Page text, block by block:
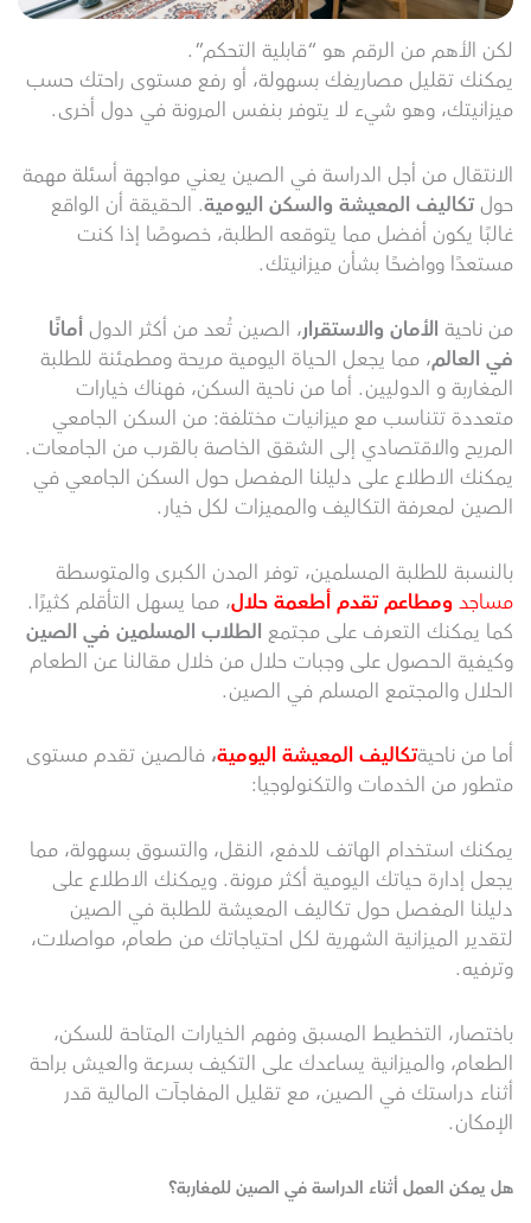
لكن الأهم من الرقم هو “قابلية التحكم”.
يمكنك تقليل مصاريفك بسهولة، أو رفع مستوى راحتك حسب
ميزانيتك، وهو شيء لا يتوفر بنفس المرونة في دول أخرى.
الانتقال من أجل الدراسة في الصين يعني مواجهة أسئلة مهمة
حولتكاليف المعيشة والسكن اليومية. الحقيقة أن الواقع
غالبًا يكون أفضل مما يتوقعه الطلبة، خصوصًا إذا كنت
مستعدًا وواضحًا بشأن ميزانيتك.
من ناحية الأمان والاستقرار، الصين تُعد من أكثر الدولأمانًا
في العالم، مما يجعل الحياة اليومية مريحة ومطمئنة للطلبة
المغاربة و الدوليين. أما من ناحية السكن، فهناك خيارات
متعددة تتناسب مع ميزانيات مختلفة: من السكن الجامعي
المريح والاقتصادي إلى الشقق الخاصة بالقرب من الجامعات.
يمكنك الاطلاع على دليلنا المفصل حول السكن الجامعي في
الصين لمعرفة التكاليف والمميزات لكل خيار.
بالنسبة للطلبة المسلمين، توفر المدن الكبرى والمتوسطة
مساجدومطاعم تقدم أطعمة حلال، مما يسهل التأقلم كثيرًا.
كما يمكنك التعرف على مجتمع الطلاب المسلمين في الصين
وكيفية الحصول على وجبات حلال من خلال مقالنا عن الطعام
الحلال والمجتمع المسلم في الصين.
أما من ناحيةتكاليف المعيشة اليومية، فالصين تقدم مستوى
متطور من الخدمات والتكنولوجيا:
يمكنك استخدام الهاتف للدفع، النقل، والتسوق بسهولة، مما
يجعل إدارة حياتك اليومية أكثر مرونة. ويمكنك الاطلاع على
دليلنا المفصل حول تكاليف المعيشة للطلبة في الصين
لتقدير الميزانية الشهرية لكل احتياجاتك من طعام، مواصلات،
وترفيه.
باختصار، التخطيط المسبق وفهم الخيارات المتاحة للسكن،
الطعام، والميزانية يساعدك على التكيف بسرعة والعيش براحة
أثناء دراستك في الصين، مع تقليل المفاجآت المالية قدر
الإمكان.
هل يمكن العمل أثناء الدراسة في الصين للمغاربة؟